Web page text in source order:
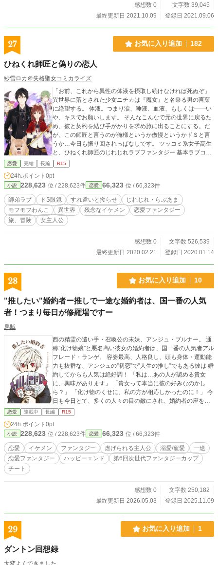
感想数 0
文字数 39,045
最終更新日 2021.10.09
登録日 2021.09.06
27 お気に入り追加 182
ひねくれ師匠と偽りの恋人
紗雪ロカ＠失格聖女コミカライズ
「お前、これから異性の体液を摂取し続けなければ死ぬぞ」
異世界に落とされた少女ニチカは『魔女』と名乗る男の言葉
に絶望する。 体液。つまり涙、唾液、血液、もしくは――い
や、キスでお願いします。 そんなこんなで元の世界に戻るた
め、彼と契約を結び手がかりを求め旅に出ることにする。だ
が、この師匠と言うのが俺様というか傲慢というかドＳと言
うか…今日も振り回されっぱなしです。 ツッコミ系女子高生
と、ひねくれ師匠のじれじれラブファンタジー 基本ラブコメ
ですが背後に注意だったりシリアスだったりします。ご注意
ください イラスト：八色いんこ様 この話は小説家になろうさ
ん、カクヨムさんにも投稿しています。
恋愛 完結 長編 R15
24h.ポイント 0pt
小説 228,623 位 / 228,623件 恋愛 66,323 位 / 66,323件
師弟ラブ ドS眼鏡 すれ違いと拗らせ
じれじれ・らぶあま
モフモフわんこ
異世界 残念なイケメン
恋愛ファンタジー
旅、冒険
女主人公
感想数 0
文字数 526,539
最終更新日 2020.02.21
登録日 2020.01.14
28 お気に入り追加 10
"推したい"婚約者ー推しで一途な婚約者は、国一番の人気
者！つまり毎日が修羅場ですー
烏賊
西の精霊の遣い手・召喚公の末妹、アンジュ・ブルナー。 通
称”化け物娘”と悪名高い彼女の婚約者は、国一番の人気者アル
フレード・ランゲ。 容姿最高、人格良し、頭も身体・運動能
力も抜群な、アンジュの”初恋”で”人生の推し”でもある彼は 婚
約してからも人気は絶好調！ 「私は…あの人が認める貴女
に、興味があります」 「貴女って本当に彼の好みなのかし
ら？」 「化け物のくせに、私の方が相応しかったのに！」 今
日も今日とて、多くの人々の目の敵にされ、婚約者の座を狙
われるも アンジュ・ブルナーは推しとの幸せを目指して戦い
続ける。 「化け物こそ幸福を願う生き物だと思い出した。
だから、私の大事にしている"もの"を奪おうとするなら次は容
赦はしない」 これは自然美しい国ファラデウスで燃え上が
る、恋愛戦闘譚である。 『愛おしい君。結ばれるならば、喜
んで"悪"に転じよう』
恋愛 連載中 長編 R15
24h.ポイント 0pt
小説 228,623 位 / 228,623件 恋愛 66,323 位 / 66,323件
恋愛 イケメン ファンタジー 虐げられる主人公 溺愛/寵愛
一途
恋愛ファンタジー
ハッピーエンド
第6回次世代ファンタジーカップ
チート
感想数 0
文字数 250,182
最終更新日 2026.05.03
登録日 2025.11.09
29 お気に入り追加 1
ダントン回想録
大変よくできました